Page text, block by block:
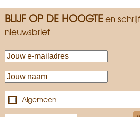
BLIJF OP DE HOOGTEen
nieuwsbrief
Algemeen